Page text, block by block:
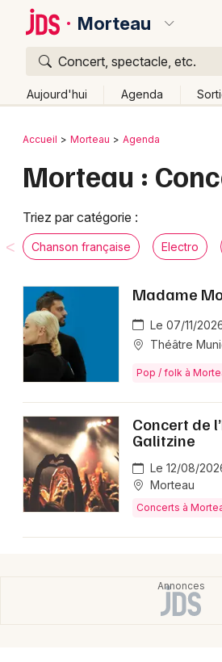
Morteau
Concert, spectacle, etc.
Aujourd'hui Agenda
Publier un événement
Grands événements
Manifestations
Foires & salons
Concerts
Sports
Soirées
Bordeaux
Lille
Marseille
Mulhouse
Montpellier
Nantes
Nice
Paris
Strasbourg
Toulouse
Retour
Accueil Morteau Agenda
Morteau :
Triez par catégorie :
Chanson française Electro
Madame
Le 07/11/
Théâtre
Pop / folk à
Concert de
Galitzine
Le 12/08/
Morteau
Concerts à
Quoi ?
Où ?
Partout
Près de moi Changer de
Quand ?
Aujourd'hui
Demain Ce week-